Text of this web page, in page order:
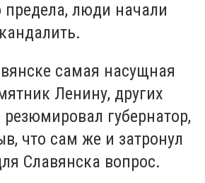
предела, люди начали
самая насущная
Ленину, других
губернатор,
что сам же и затронул
Славянска вопрос.